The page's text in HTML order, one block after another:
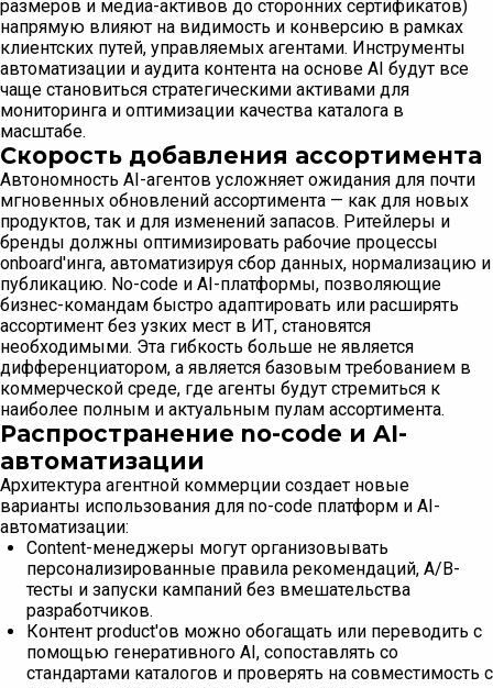
размеров и медиа-активов до сторонних сертификатов)
напрямую влияют на видимость и конверсию в рамках
клиентских путей, управляемых агентами. Инструменты
автоматизации и аудита контента на основе AI будут все
чаще становиться стратегическими активами для
мониторинга и оптимизации качества каталога в
масштабе.
Скорость добавления ассортимента
Автономность AI-агентов усложняет ожидания для почти
мгновенных обновлений ассортимента — как для новых
продуктов, так и для изменений запасов. Ритейлеры и
бренды должны оптимизировать рабочие процессы
onboard'инга, автоматизируя сбор данных, нормализацию и
публикацию. No-code и AI-платформы, позволяющие
бизнес-командам быстро адаптировать или расширять
ассортимент без узких мест в ИТ, становятся
необходимыми. Эта гибкость больше не является
дифференциатором, а является базовым требованием в
коммерческой среде, где агенты будут стремиться к
наиболее полным и актуальным пулам ассортимента.
Распространение no-code и AI-
автоматизации
Архитектура агентной коммерции создает новые
варианты использования для no-code платформ и AI-
автоматизации:
Content-менеджеры могут организовывать
персонализированные правила рекомендаций, A/B-
тесты и запуски кампаний без вмешательства
разработчиков.
Контент product'ов можно обогащать или переводить с
помощью генеративного AI, сопоставлять со
стандартами каталогов и проверять на совместимость с